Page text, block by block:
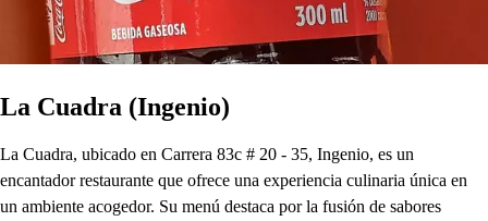
La Cuadra (Ingenio)
La Cuadra, ubicado en Carrera 83c # 20 - 35, Ingenio, es un
encantador restaurante que ofrece una experiencia culinaria única en
un ambiente acogedor. Su menú destaca por la fusión de sabores